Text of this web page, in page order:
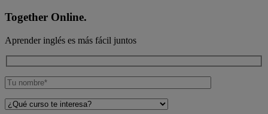
Together Online.
Aprender inglés es más fácil juntos